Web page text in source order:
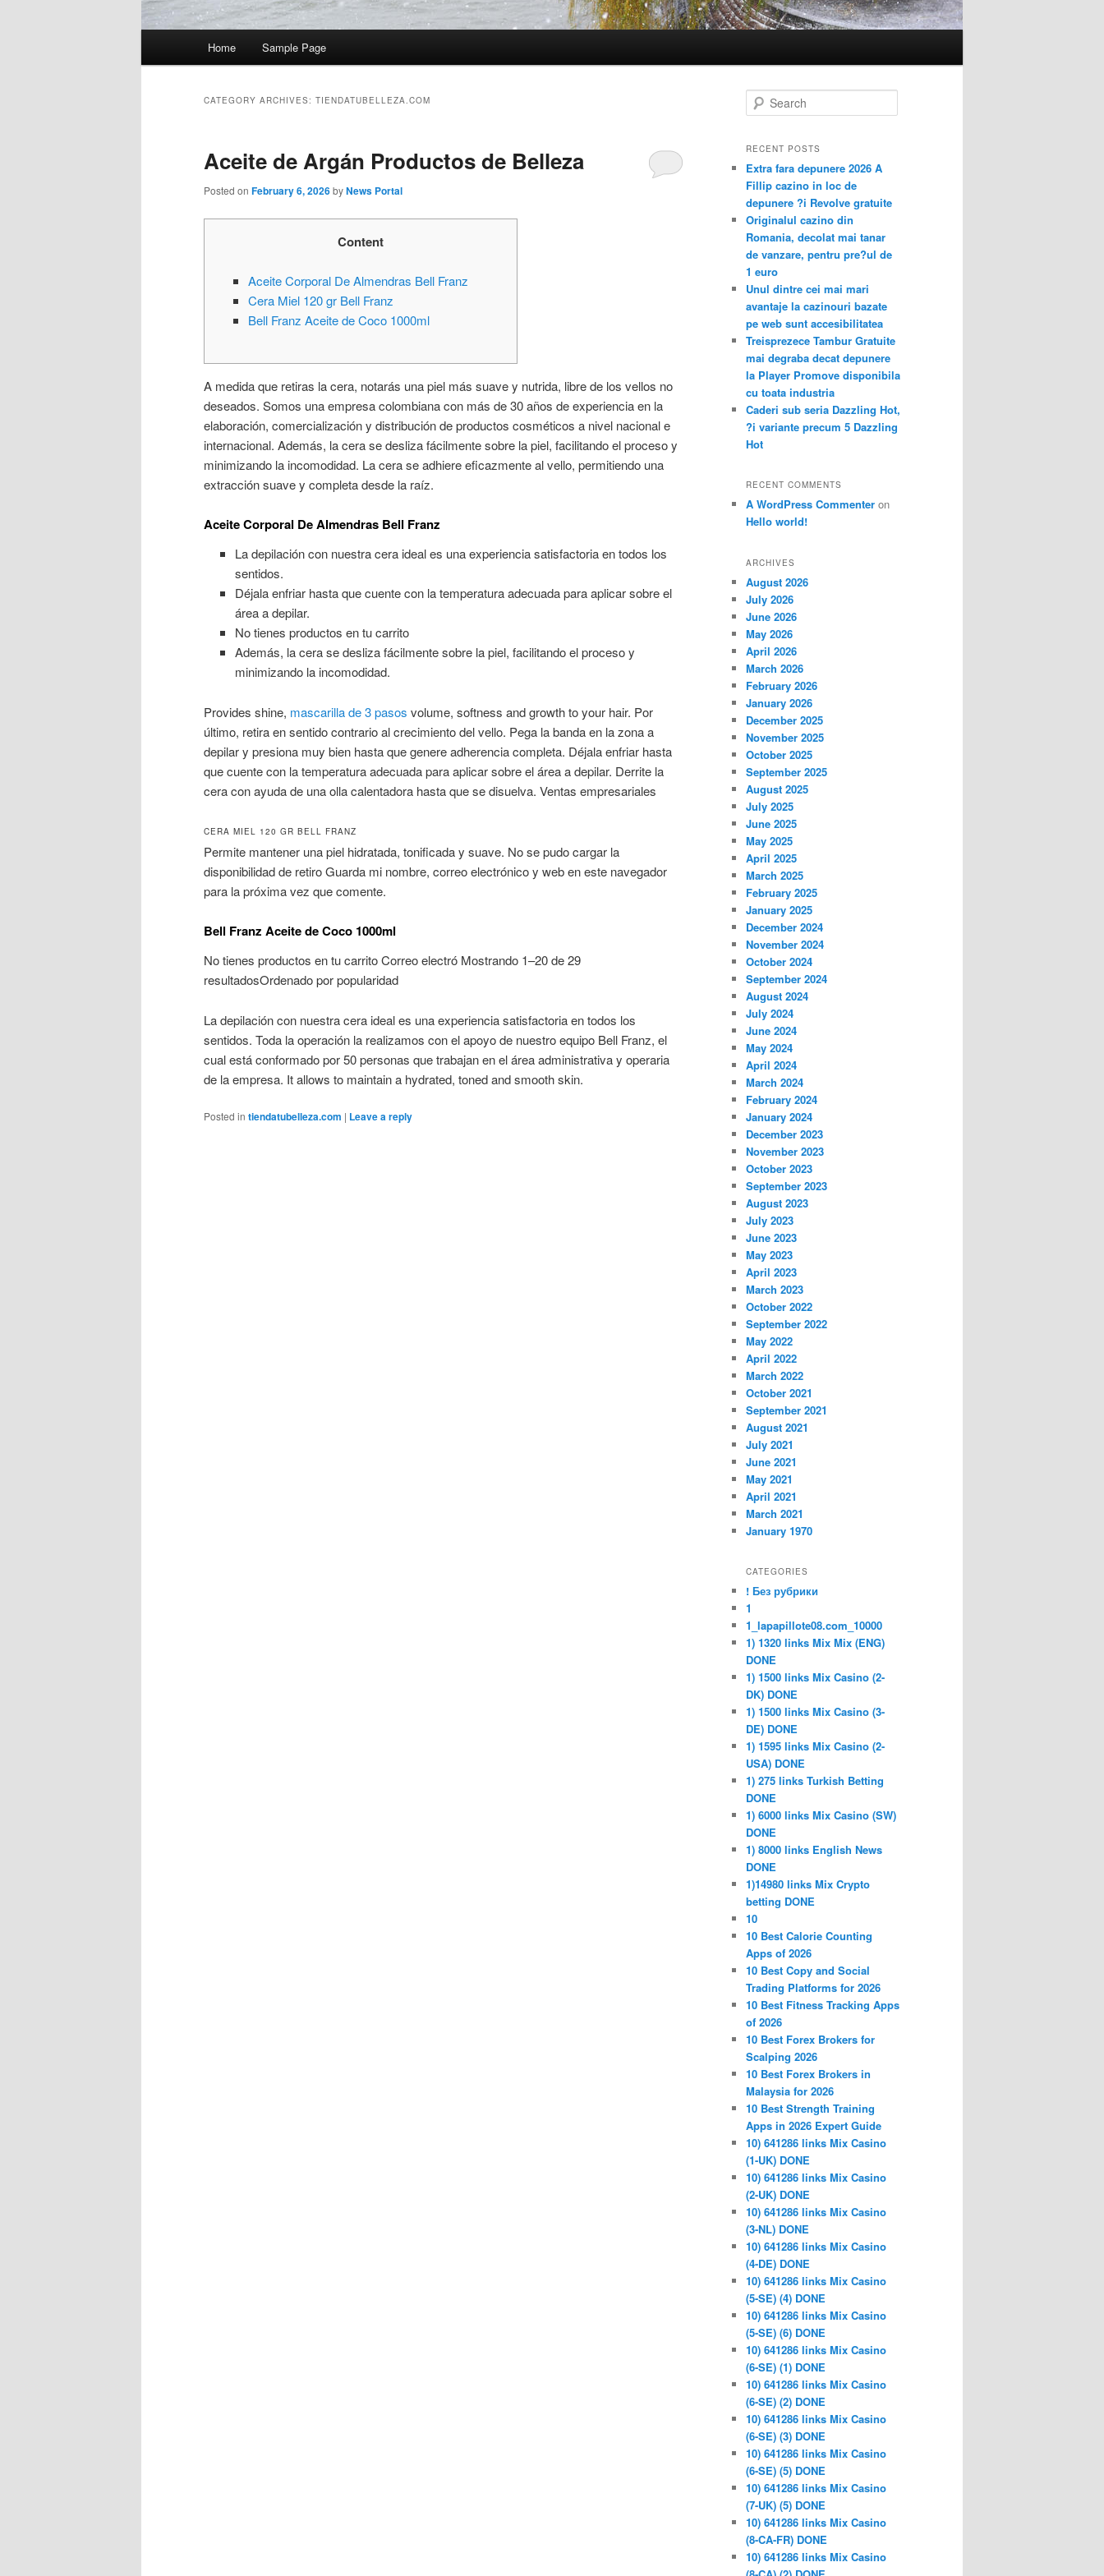
Skip
content
Skip
content
Home Sample Page
CATEGORY ARCHIVES: TIENDATUBELLEZA.COM
Aceite de Argán Productos de Belleza
Posted on February 6, 2026byNews Portal
Content
Aceite Corporal De Almendras Bell Franz
Cera Miel 120 gr Bell Franz
Bell Franz Aceite de Coco 1000ml
A medida que retiras la cera, notarás una piel más suave y nutrida, libre de los vellos no
deseados. Somos una empresa colombiana con más de 30 años de experiencia en la
elaboración, comercialización y distribución de productos cosméticos a nivel nacional e
internacional. Además, la cera se desliza fácilmente sobre la piel, facilitando el proceso y
minimizando la incomodidad. La cera se adhiere eficazmente al vello, permitiendo una
extracción suave y completa desde la raíz.
Aceite Corporal De Almendras Bell Franz
La depilación con nuestra cera ideal es una experiencia satisfactoria en todos los
sentidos.
Déjala enfriar hasta que cuente con la temperatura adecuada para aplicar sobre el
área a depilar.
No tienes productos en tu carrito
Además, la cera se desliza fácilmente sobre la piel, facilitando el proceso y
minimizando la incomodidad.
Provides shine, mascarilla de 3 pasos volume, softness and growth to your hair. Por
último, retira en sentido contrario al crecimiento del vello. Pega la banda en la zona a
depilar y presiona muy bien hasta que genere adherencia completa. Déjala enfriar hasta
que cuente con la temperatura adecuada para aplicar sobre el área a depilar. Derrite la
cera con ayuda de una olla calentadora hasta que se disuelva. Ventas empresariales
CERA MIEL 120 GR BELL FRANZ
Permite mantener una piel hidratada, tonificada y suave. No se pudo cargar la
disponibilidad de retiro Guarda mi nombre, correo electrónico y web en este navegador
para la próxima vez que comente.
Bell Franz Aceite de Coco 1000ml
No tienes productos en tu carrito Correo electró Mostrando 1–20 de 29
resultadosOrdenado por popularidad
La depilación con nuestra cera ideal es una experiencia satisfactoria en todos los
sentidos. Toda la operación la realizamos con el apoyo de nuestro equipo Bell Franz, el
cual está conformado por 50 personas que trabajan en el área administrativa y operaria
de la empresa. It allows to maintain a hydrated, toned and smooth skin.
Posted in tiendatubelleza.com | Leave a reply
e
r
h
RECENT POSTS
Extra fara depunere 2026 A
Fillip cazino in loc de
depunere ?i Revolve gratuite
Originalul cazino din
Romania, decolat mai tanar
de vanzare, pentru pre?ul de
1 euro
Unul dintre cei mai mari
avantaje la cazinouri bazate
pe web sunt accesibilitatea
Treisprezece Tambur Gratuite
mai degraba decat depunere
la Player Promove disponibila
cu toata industria
Caderi sub seria Dazzling Hot,
?i variante precum 5 Dazzling
Hot
RECENT COMMENTS
A WordPress Commenter on
Hello world!
ARCHIVES
August 2026
July 2026
June 2026
May 2026
April 2026
March 2026
February 2026
January 2026
December 2025
November 2025
October 2025
September 2025
August 2025
July 2025
June 2025
May 2025
April 2025
March 2025
February 2025
January 2025
December 2024
November 2024
October 2024
September 2024
August 2024
July 2024
June 2024
May 2024
April 2024
March 2024
February 2024
January 2024
December 2023
November 2023
October 2023
September 2023
August 2023
July 2023
June 2023
May 2023
April 2023
March 2023
October 2022
September 2022
May 2022
April 2022
March 2022
October 2021
September 2021
August 2021
July 2021
June 2021
May 2021
April 2021
March 2021
January 1970
CATEGORIES
! Без рубрики
1
1_lapapillote08.com_10000
1) 1320 links Mix Mix (ENG)
DONE
1) 1500 links Mix Casino (2-
DK) DONE
1) 1500 links Mix Casino (3-
DE) DONE
1) 1595 links Mix Casino (2-
USA) DONE
1) 275 links Turkish Betting
DONE
1) 6000 links Mix Casino (SW)
DONE
1) 8000 links English News
DONE
1)14980 links Mix Crypto
betting DONE
10
10 Best Calorie Counting
Apps of 2026
10 Best Copy and Social
Trading Platforms for 2026
10 Best Fitness Tracking Apps
of 2026
10 Best Forex Brokers for
Scalping 2026
10 Best Forex Brokers in
Malaysia for 2026
10 Best Strength Training
Apps in 2026 Expert Guide
10) 641286 links Mix Casino
(1-UK) DONE
10) 641286 links Mix Casino
(2-UK) DONE
10) 641286 links Mix Casino
(3-NL) DONE
10) 641286 links Mix Casino
(4-DE) DONE
10) 641286 links Mix Casino
(5-SE) (4) DONE
10) 641286 links Mix Casino
(5-SE) (6) DONE
10) 641286 links Mix Casino
(6-SE) (1) DONE
10) 641286 links Mix Casino
(6-SE) (2) DONE
10) 641286 links Mix Casino
(6-SE) (3) DONE
10) 641286 links Mix Casino
(6-SE) (5) DONE
10) 641286 links Mix Casino
(7-UK) (5) DONE
10) 641286 links Mix Casino
(8-CA-FR) DONE
10) 641286 links Mix Casino